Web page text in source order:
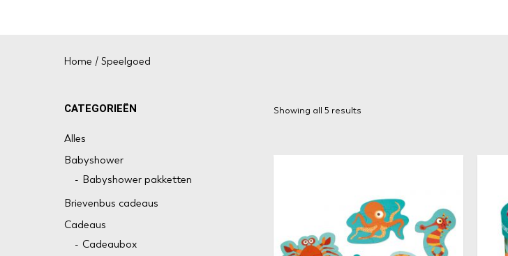
Home / Speelgoed
CATEGORIEËN
Alles
Babyshower
Babyshower pakketten
Brievenbus cadeaus
Cadeaus
Cadeaubox
Showing all 5 results